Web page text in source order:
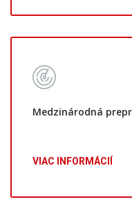
Medzinárodná
VIAC INFORMÁCIÍ